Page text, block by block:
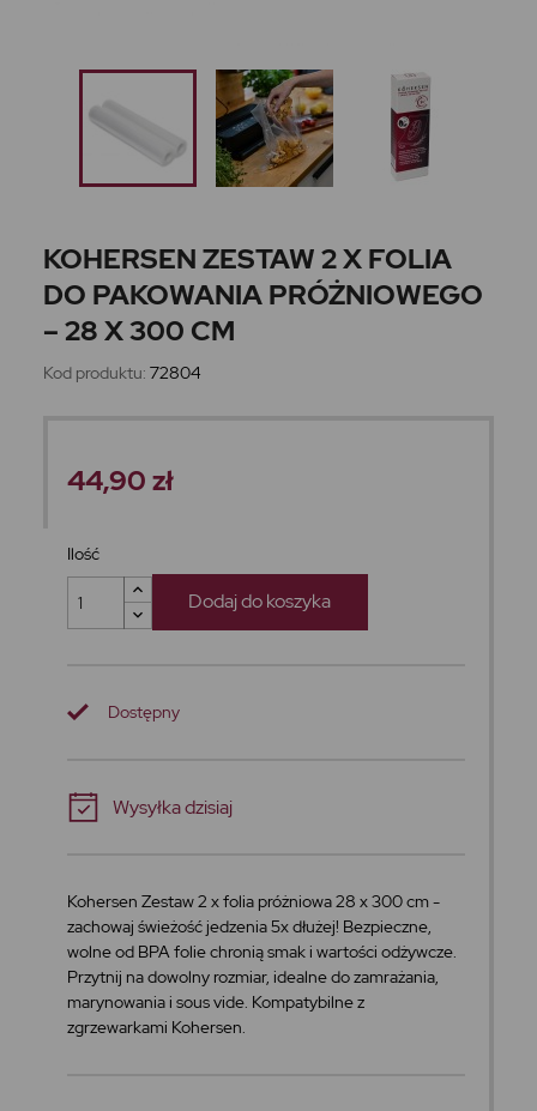
KOHERSEN ZESTAW 2 X FOLIA
DO PAKOWANIA PRÓŻNIOWEGO
– 28 X 300 CM
Kod produktu: 72804
44,90 zł
Ilość
Dodaj do koszyka
Dostępny
Wysyłka dzisiaj
Kohersen Zestaw 2 x folia próżniowa 28 x 300 cm -
zachowaj świeżość jedzenia 5x dłużej! Bezpieczne,
wolne od BPA folie chronią smak i wartości odżywcze.
Przytnij na dowolny rozmiar, idealne do zamrażania,
marynowania i sous vide. Kompatybilne z
zgrzewarkami Kohersen.